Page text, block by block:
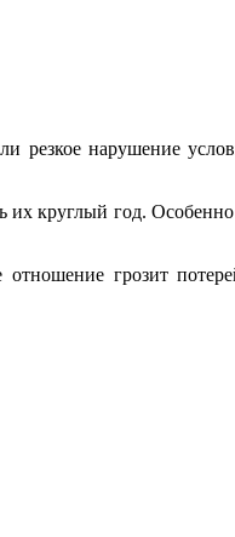
резкое нарушение
круглый год.
грозит